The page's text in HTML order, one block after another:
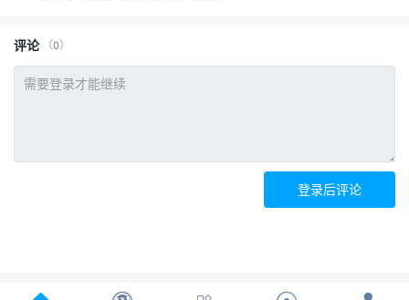
评论（0）
登录后评论